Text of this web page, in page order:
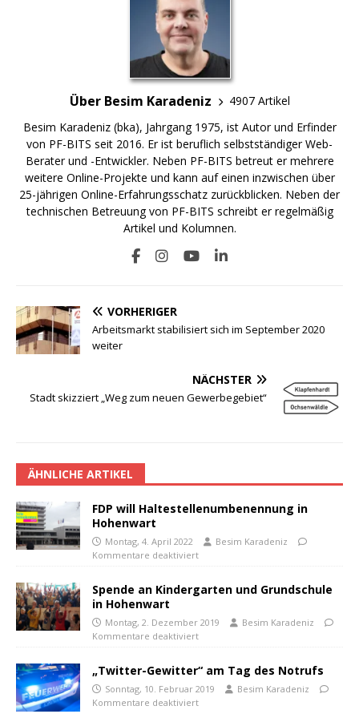
Über Besim Karadeniz
4907 Artikel
Besim Karadeniz (bka), Jahrgang 1975, ist Autor und Erfinder
von PF-BITS seit 2016. Er ist beruflich selbstständiger Web-
Berater und -Entwickler. Neben PF-BITS betreut er mehrere
weitere Online-Projekte und kann auf einen inzwischen über
25-jährigen Online-Erfahrungsschatz zurückblicken. Neben der
technischen Betreuung von PF-BITS schreibt er regelmäßig
Artikel und Kolumnen.
VORHERIGER
Arbeitsmarkt stabilisiert sich im September 2020
weiter
NÄCHSTER
Stadt skizziert „Weg zum neuen Gewerbegebiet“
ÄHNLICHE ARTIKEL
FDP will Haltestellenumbenennung in
Hohenwart
Montag, 4. April 2022
Besim Karadeniz
Kommentare deaktiviert
Spende an Kindergarten und Grundschule
in Hohenwart
Montag, 2. Dezember 2019
Besim Karadeniz
Kommentare deaktiviert
„Twitter-Gewitter“ am Tag des Notrufs
Sonntag, 10. Februar 2019
Besim Karadeniz
Kommentare deaktiviert